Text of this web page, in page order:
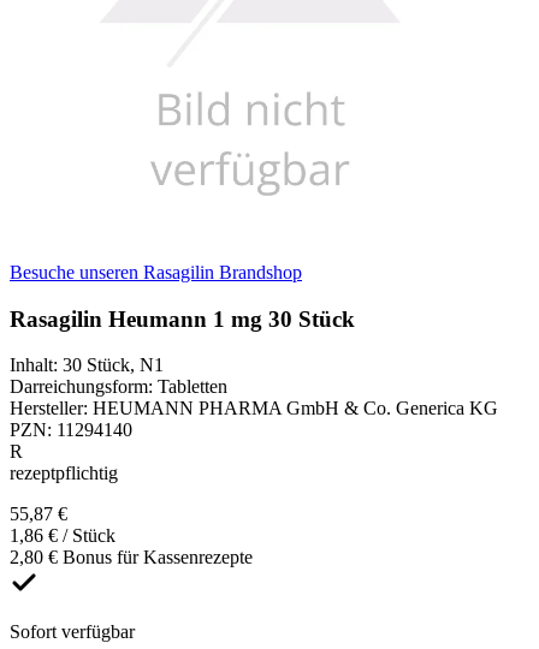
Besuche unseren Rasagilin Brandshop
Rasagilin Heumann 1 mg 30 Stück
Inhalt: 30 Stück, N1
Darreichungsform: Tabletten
Hersteller: HEUMANN PHARMA GmbH & Co. Generica KG
PZN: 11294140
R
rezeptpflichtig
55,87 €
1,86 € / Stück
2,80 € Bonus für Kassenrezepte
Sofort verfügbar